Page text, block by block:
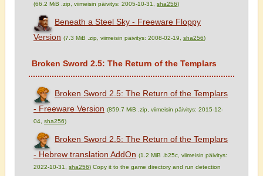
(66.2 MiB .zip, viimeisin päivitys: 2005-10-31, sha256)
Beneath a Steel Sky - Freeware Floppy
Version (7.3 MiB .zip, viimeisin päivitys: 2008-02-19, sha256)
Broken Sword 2.5: The Return of the Templars
Broken Sword 2.5: The Return of the Templars
- Freeware Version (859.7 MiB .zip, viimeisin päivitys: 2015-12-
04, sha256)
Broken Sword 2.5: The Return of the Templars
- Hebrew translation AddOn (1.2 MiB .b25c, viimeisin päivitys:
2022-10-31, sha256) Copy it to the game directory and run detection